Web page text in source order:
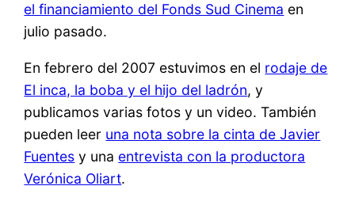
el financiamiento del Fonds Sud Cinema en
julio pasado.
En febrero del 2007 estuvimos en el rodaje de
El inca, la boba y el hijo del ladrón, y
publicamos varias fotos y un video. También
pueden leer una nota sobre la cinta de Javier
Fuentes y una entrevista con la productora
Verónica Oliart.